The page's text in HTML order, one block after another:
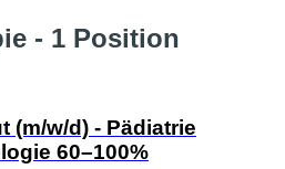
- 1 Position
(m/w/d) - Pädiatrie
60–100%